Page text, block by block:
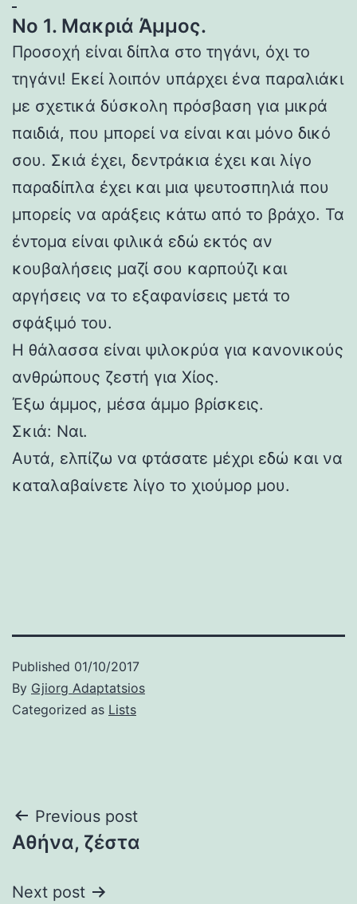
Νο 1. Μακριά Άμμος.
Προσοχή είναι δίπλα στο τηγάνι, όχι το
τηγάνι! Εκεί λοιπόν υπάρχει ένα παραλιάκι
με σχετικά δύσκολη πρόσβαση για μικρά
παιδιά, που μπορεί να είναι και μόνο δικό
σου. Σκιά έχει, δεντράκια έχει και λίγο
παραδίπλα έχει και μια ψευτοσπηλιά που
μπορείς να αράξεις κάτω από το βράχο. Τα
έντομα είναι φιλικά εδώ εκτός αν
κουβαλήσεις μαζί σου καρπούζι και
αργήσεις να το εξαφανίσεις μετά το
σφάξιμό του.
Η θάλασσα είναι ψιλοκρύα για κανονικούς
ανθρώπους ζεστή για Χίος.
Έξω άμμος, μέσα άμμο βρίσκεις.
Σκιά: Ναι.
Αυτά, ελπίζω να φτάσατε μέχρι εδώ και να
καταλαβαίνετε λίγο το χιούμορ μου.
Published 01/10/2017
By Gjiorg Adaptatsios
Categorized as Lists
Post
navigation
Previous post
Αθήνα, ζέστα
Next post